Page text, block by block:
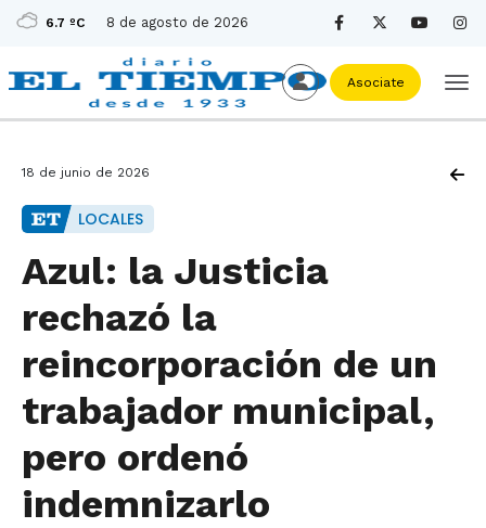
6.7 ºC 8 de agosto de 2026
Asociate
18 de junio de 2026
LOCALES
Azul: la Justicia
rechazó la
reincorporación de un
trabajador municipal,
pero ordenó
indemnizarlo